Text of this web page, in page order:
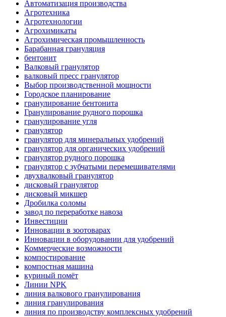
Автоматизация производства
Агротехника
Агротехнологии
Агрохимикаты
Агрохимическая промышленность
Барабанная грануляция
бентонит
Валковый гранулятор
валковый пресс гранулятор
Выбор производственной мощности
Городское планирование
гранулирование бентонита
Гранулирование рудного порошка
гранулирование угля
гранулятор
гранулятор для минеральных удобрений
гранулятор для органических удобрений
гранулятор рудного порошка
гранулятор с зубчатыми перемешивателями
двухвалковый гранулятор
дисковый гранулятор
дисковый микшер
Дробилка соломы
завод по переработке навоза
Инвестиции
Инновации в зоотоварах
Инновации в оборудовании для удобрений
Коммерческие возможности
компостирование
компостная машина
куриный помёт
Линии NPK
линия валкового гранулирования
линия гранулирования
линия по производству комплексных удобрений